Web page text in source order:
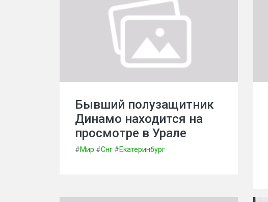
Бывший полузащитник
Динамо находится на
просмотре в Урале
#Мир #Снг #Екатеринбург